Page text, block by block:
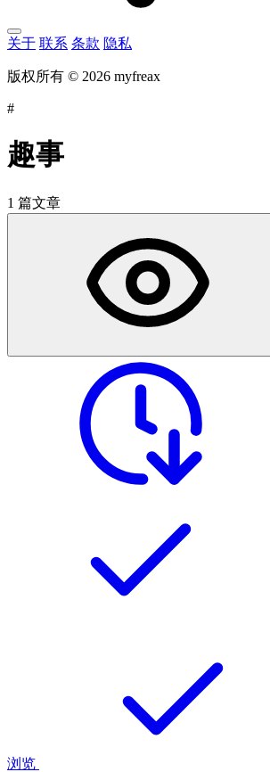
关于 联系 条款 隐私
版权所有 © 2026 myfreax
#
趣事
1 篇文章
浏览